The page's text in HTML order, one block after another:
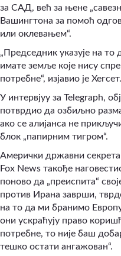
за САД, већ за њене
Вашингтона за помоћ
или оклевањем“.
„Председник указује на
имате земље које нису
потребне“, изјавио је Хегсет.
У интервјуу за Telegraph,
потврдио да озбиљно
ако се алијанса не
блок „папирним тигром“.
Амерички државни
Fox News такође
поново да „преиспита“
против Ирана заврши,
на то да ми бранимо
они ускраћују право
потребне, то није баш
тешко остати ангажован“.